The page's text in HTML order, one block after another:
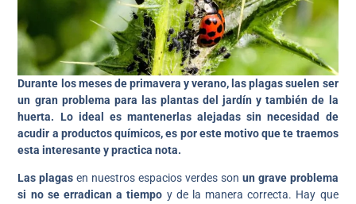
Durante los meses de primavera y verano, las plagas suelen ser
un gran problema para las plantas del jardín y también de la
huerta. Lo ideal es mantenerlas alejadas sin necesidad de
acudir a productos químicos, es por este motivo que te traemos
esta interesante y practica nota.
Las plagasen nuestros espacios verdes son un grave problema
si no se erradican a tiempo y de la manera correcta. Hay que